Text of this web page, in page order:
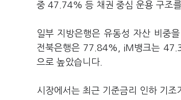
중 47.74% 등 채권 중심 운용 구조
일부 지방은행은 유동성 자산 비중
전북은행은 77.84%, iM뱅크는
으로 높았습니다.
시장에서는 최근 기준금리 인하 기